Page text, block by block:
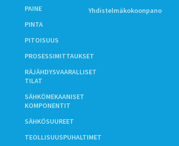
PAINE
PINTA
PITOISUUS
PROSESSIMITTAUKSET
RÄJÄHDYSVAARALLISET
TILAT
SÄHKÖMEKAANISET
KOMPONENTIT
SÄHKÖSUUREET
TEOLLISUUSPUHALTIMET
Yhdistelmäkokoonpano